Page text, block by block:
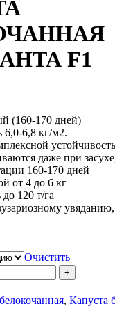
F1
₽
₽
(160-170 дней)
6,0-6,8 кг/м2.
даже при
160-170 дней
от 4 до 6 кг
120 т/га
Очистить
, Капуста